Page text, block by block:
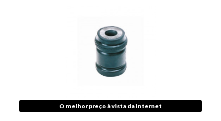
O melhor preço à vista da internet